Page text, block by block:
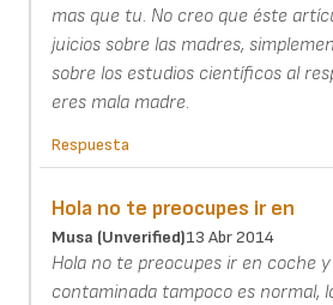
mas que tu. No creo que éste
juicios sobre las madres,
sobre los estudios científicos al
eres mala madre.
Respuesta
Hola no te preocupes ir en
Musa (unverified)13 Abr 2014
Hola no te preocupes ir en coche
contaminada tampoco es normal,